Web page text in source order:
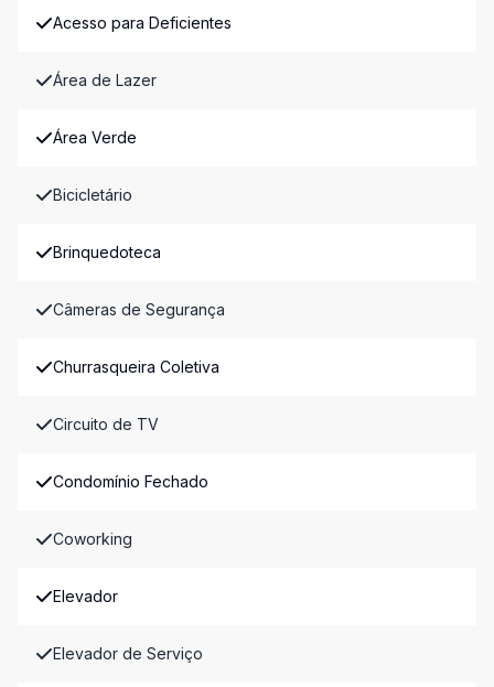
Acesso para Deficientes
Área de Lazer
Área Verde
Bicicletário
Brinquedoteca
Câmeras de Segurança
Churrasqueira Coletiva
Circuito de TV
Condomínio Fechado
Coworking
Elevador
Elevador de Serviço